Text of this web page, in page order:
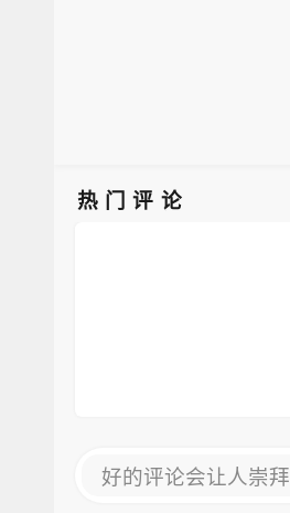
热门评论
好的评论会让人崇拜